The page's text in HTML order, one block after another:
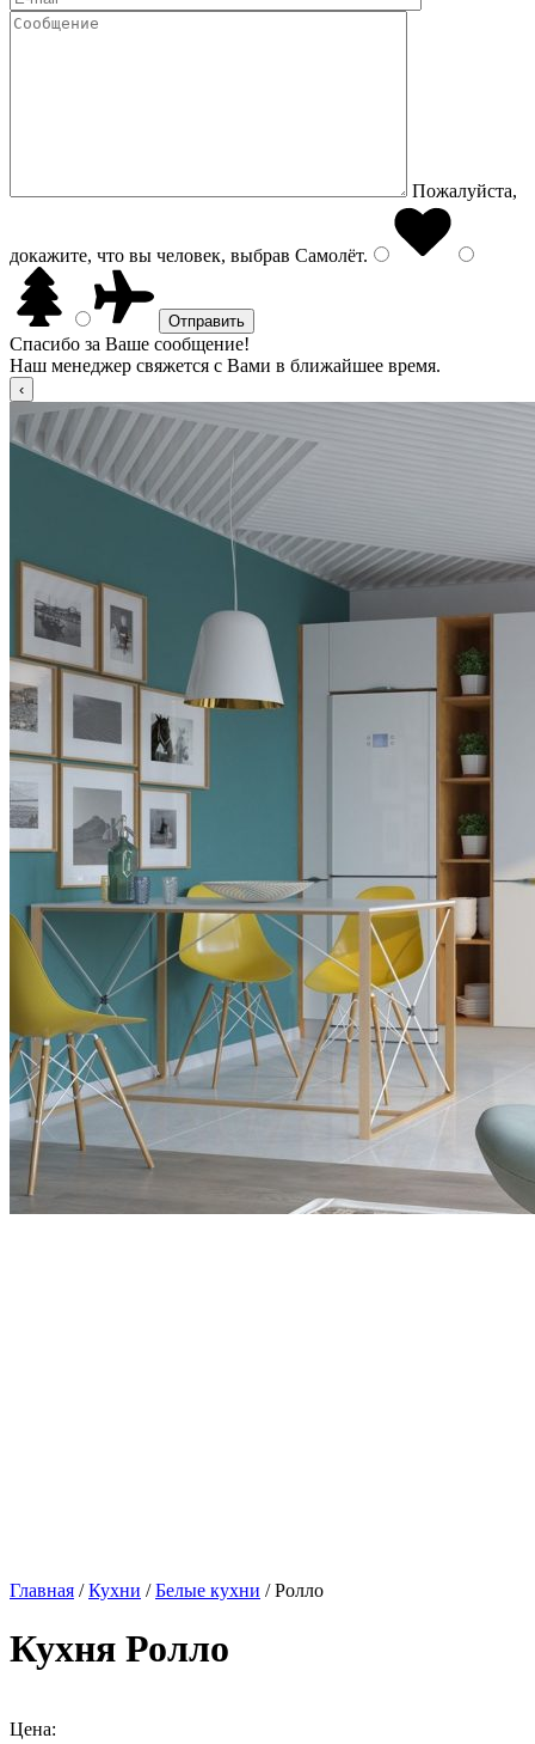
Пожалуйста,
докажите, что вы человек, выбрав Самолёт.
Спасибо за Ваше сообщение!
Наш менеджер свяжется с Вами в ближайшее время.
Главная /Кухни /Белые кухни / Ролло
Кухня Ролло
Цена: